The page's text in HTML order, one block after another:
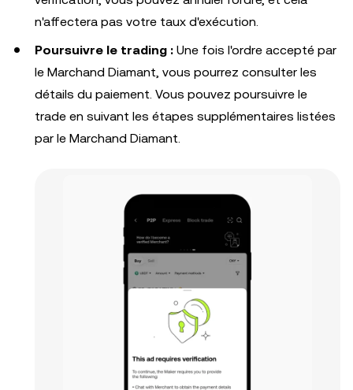
n'affectera pas votre taux d'exécution.
Poursuivre le trading : Une fois l'ordre accepté par
le Marchand Diamant, vous pourrez consulter les
détails du paiement. Vous pouvez poursuivre le
trade en suivant les étapes supplémentaires listées
par le Marchand Diamant.